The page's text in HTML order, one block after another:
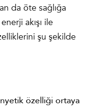
da öte sağlığa
akışı ile
şu şekilde
özelliği ortaya